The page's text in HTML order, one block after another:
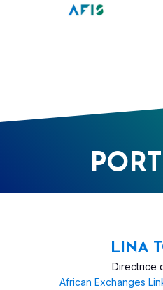
Panneau de gestion des
LINA
Directrice
African Exchanges